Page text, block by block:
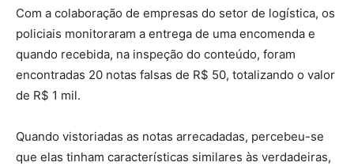
Com a colaboração de empresas do setor de logística, os
policiais monitoraram a entrega de uma encomenda e
quando recebida, na inspeção do conteúdo, foram
encontradas 20 notas falsas de R$ 50, totalizando o valor
de R$ 1 mil.
Quando vistoriadas as notas arrecadadas, percebeu-se
que elas tinham características similares às verdadeiras,